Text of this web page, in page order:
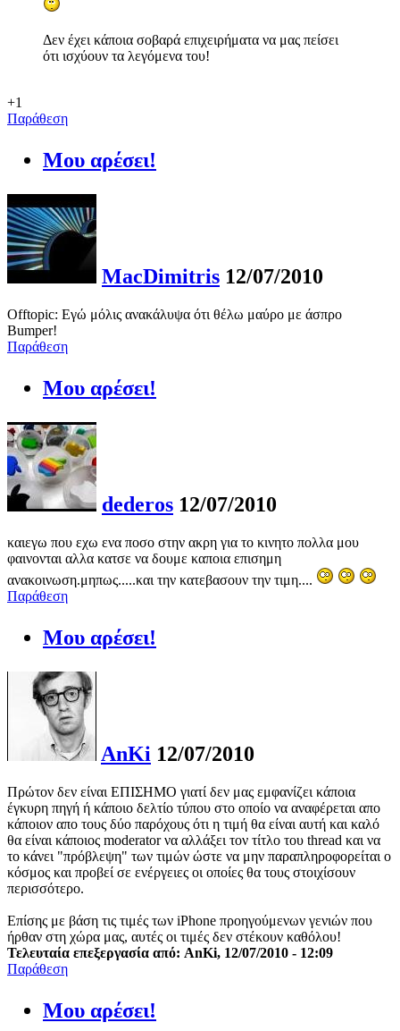
Δεν έχει κάποια σοβαρά επιχειρήματα να μας πείσει
ότι ισχύουν τα λεγόμενα του!
+1
Παράθεση
Μου αρέσει!
MacDimitris 12/07/2010
Offtopic: Εγώ μόλις ανακάλυψα ότι θέλω μαύρο με άσπρο
Bumper!
Παράθεση
Μου αρέσει!
dederos 12/07/2010
καιεγω που εχω ενα ποσο στην ακρη για το κινητο πολλα μου
φαινονται αλλα κατσε να δουμε καποια επισημη
ανακοινωση.μηπως.....και την κατεβασουν την τιμη....
Παράθεση
Μου αρέσει!
AnKi 12/07/2010
Πρώτον δεν είναι ΕΠΙΣΗΜΟ γιατί δεν μας εμφανίζει κάποια
έγκυρη πηγή ή κάποιο δελτίο τύπου στο οποίο να αναφέρεται απο
κάποιον απο τους δύο παρόχους ότι η τιμή θα είναι αυτή και καλό
θα είναι κάποιος moderator να αλλάξει τον τίτλο του thread και να
το κάνει "πρόβλεψη" των τιμών ώστε να μην παραπληροφορείται ο
κόσμος και προβεί σε ενέργειες οι οποίες θα τους στοιχίσουν
περισσότερο.
Επίσης με βάση τις τιμές των iPhone προηγούμενων γενιών που
ήρθαν στη χώρα μας, αυτές οι τιμές δεν στέκουν καθόλου!
Τελευταία επεξεργασία από: AnKi, 12/07/2010 - 12:09
Παράθεση
Μου αρέσει!